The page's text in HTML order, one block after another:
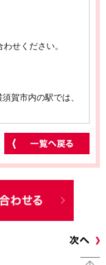
せください。
賀市内の駅では、